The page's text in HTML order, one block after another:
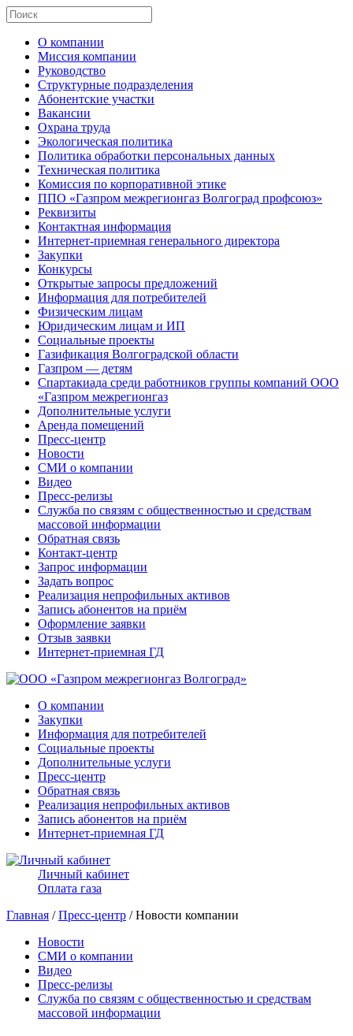
О компании
Миссия компании
Руководство
Структурные подразделения
Абонентские участки
Вакансии
Охрана труда
Экологическая политика
Политика обработки персональных данных
Техническая политика
Комиссия по корпоративной этике
ППО «Газпром межрегионгаз Волгоград профсоюз»
Реквизиты
Контактная информация
Интернет-приемная генерального директора
Закупки
Конкурсы
Открытые запросы предложений
Информация для потребителей
Физическим лицам
Юридическим лицам и ИП
Социальные проекты
Газификация Волгоградской области
Газпром — детям
Спартакиада среди работников группы компаний ООО
«Газпром межрегионгаз
Дополнительные услуги
Аренда помещений
Пресс-центр
Новости
СМИ о компании
Видео
Пресс-релизы
Служба по связям с общественностью и средствам
массовой информации
Обратная связь
Контакт-центр
Запрос информации
Задать вопрос
Реализация непрофильных активов
Запись абонентов на приём
Оформление заявки
Отзыв заявки
Интернет-приемная ГД
О компании
Закупки
Информация для потребителей
Социальные проекты
Дополнительные услуги
Пресс-центр
Обратная связь
Реализация непрофильных активов
Запись абонентов на приём
Интернет-приемная ГД
Личный кабинет
Оплата газа
Главная /Пресс-центр / Новости компании
Новости
СМИ о компании
Видео
Пресс-релизы
Служба по связям с общественностью и средствам
массовой информации